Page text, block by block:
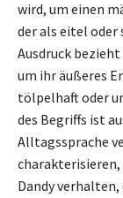
wird, um einen
der als eitel
Ausdruck
um ihr äußeres
tölpelhaft oder
des Begriffs ist
Alltagssprache
charakterisieren,
Dandy